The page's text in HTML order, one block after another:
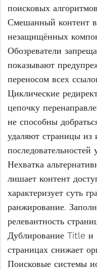
поисковых
Смешанный контент
незащищённых
Обозреватели
показывают
переносом всех
Циклические
цепочку
не способны
удаляют страницы из
последовательностей
Нехватка
лишает контент
характеризует суть
ранжирование.
релевантность
Дублирование Title
страницах снижает
Поисковые системы